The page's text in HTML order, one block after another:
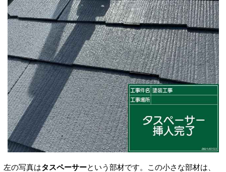
左の写真はタスペーサーという 部材です。この小さな部材は、